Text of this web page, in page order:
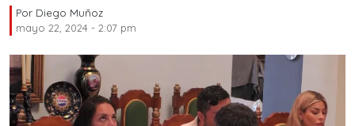
Por Diego Muñoz
mayo 22, 2024 - 2:07 pm